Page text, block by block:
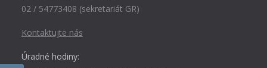
02 / 54773408 (sekretariát GR)
Kontaktujte nás
Úradné hodiny: